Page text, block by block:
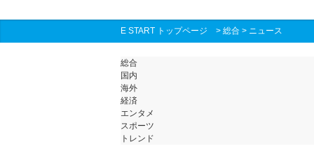
E START トップページ > 総合 > ニュース
総合
国内
海外
経済
エンタメ
スポーツ
トレンド